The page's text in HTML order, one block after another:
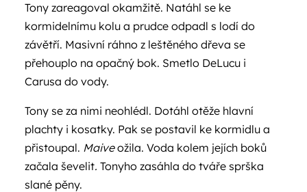
Tony zareagoval okamžitě. Natáhl se ke
kormidelnímu kolu a prudce odpadl s lodí do
závětří. Masivní ráhno z leštěného dřeva se
přehouplo na opačný bok. Smetlo DeLucu i
Carusa do vody.
Tony se za nimi neohlédl. Dotáhl otěže hlavní
plachty i kosatky. Pak se postavil ke kormidlu a
přistoupal. Maiveožila. Voda kolem jejích boků
začala ševelit. Tonyho zasáhla do tváře sprška
slané pěny.